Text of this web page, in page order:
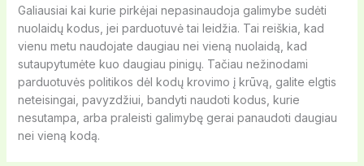
Galiausiai kai kurie pirkėjai nepasinaudoja galimybe sudėti
nuolaidų kodus, jei parduotuvė tai leidžia. Tai reiškia, kad
vienu metu naudojate daugiau nei vieną nuolaidą, kad
sutaupytumėte kuo daugiau pinigų. Tačiau nežinodami
parduotuvės politikos dėl kodų krovimo į krūvą, galite elgtis
neteisingai, pavyzdžiui, bandyti naudoti kodus, kurie
nesutampa, arba praleisti galimybę gerai panaudoti daugiau
nei vieną kodą.